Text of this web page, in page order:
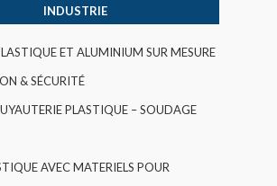
INDUSTRIE
ET ALUMINIUM SUR MESURE
& SÉCURITÉ
PLASTIQUE – SOUDAGE
AVEC MATERIELS POUR